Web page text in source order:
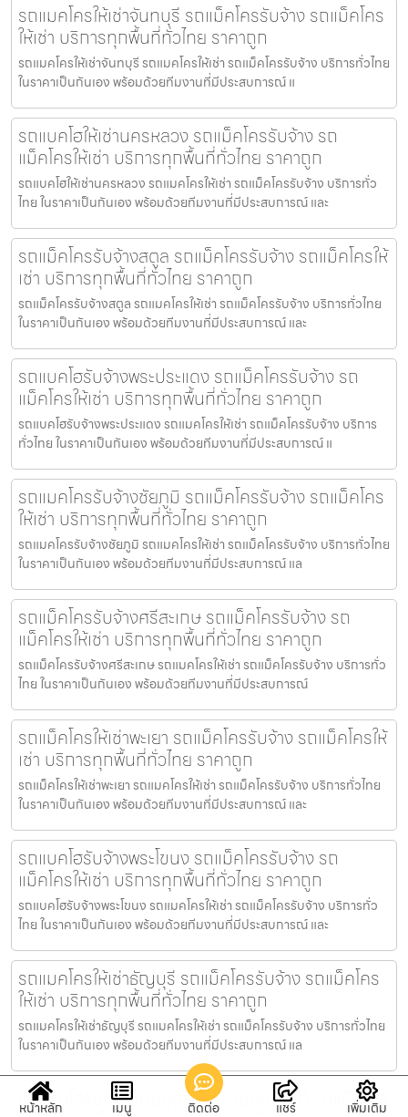
รถแมคโครให้เช่าจันทบุรี รถแม็คโครรับจ้าง รถแม็คโคร
ให้เช่า บริการทุกพื้นที่ทั่วไทย ราคาถูก
รถแมคโครให้เช่าจันทบุรี รถแมคโครให้เช่า รถแม็คโครรับจ้าง บริการทั่วไทย
ในราคาเป็นกันเอง พร้อมด้วยทีมงานที่มีประสบการณ์ แ
รถแบคโฮให้เช่านครหลวง รถแม็คโครรับจ้าง รถ
แม็คโครให้เช่า บริการทุกพื้นที่ทั่วไทย ราคาถูก
รถแบคโฮให้เช่านครหลวง รถแมคโครให้เช่า รถแม็คโครรับจ้าง บริการทั่ว
ไทย ในราคาเป็นกันเอง พร้อมด้วยทีมงานที่มีประสบการณ์ และ
รถแม็คโครรับจ้างสตูล รถแม็คโครรับจ้าง รถแม็คโครให้
เช่า บริการทุกพื้นที่ทั่วไทย ราคาถูก
รถแม็คโครรับจ้างสตูล รถแมคโครให้เช่า รถแม็คโครรับจ้าง บริการทั่วไทย
ในราคาเป็นกันเอง พร้อมด้วยทีมงานที่มีประสบการณ์ และ
รถแบคโฮรับจ้างพระประแดง รถแม็คโครรับจ้าง รถ
แม็คโครให้เช่า บริการทุกพื้นที่ทั่วไทย ราคาถูก
รถแบคโฮรับจ้างพระประแดง รถแมคโครให้เช่า รถแม็คโครรับจ้าง บริการ
ทั่วไทย ในราคาเป็นกันเอง พร้อมด้วยทีมงานที่มีประสบการณ์ แ
รถแมคโครรับจ้างชัยภูมิ รถแม็คโครรับจ้าง รถแม็คโคร
ให้เช่า บริการทุกพื้นที่ทั่วไทย ราคาถูก
รถแมคโครรับจ้างชัยภูมิ รถแมคโครให้เช่า รถแม็คโครรับจ้าง บริการทั่วไทย
ในราคาเป็นกันเอง พร้อมด้วยทีมงานที่มีประสบการณ์ แล
รถแม็คโครรับจ้างศรีสะเกษ รถแม็คโครรับจ้าง รถ
แม็คโครให้เช่า บริการทุกพื้นที่ทั่วไทย ราคาถูก
รถแม็คโครรับจ้างศรีสะเกษ รถแมคโครให้เช่า รถแม็คโครรับจ้าง บริการทั่ว
ไทย ในราคาเป็นกันเอง พร้อมด้วยทีมงานที่มีประสบการณ์
รถแม็คโครให้เช่าพะเยา รถแม็คโครรับจ้าง รถแม็คโครให้
เช่า บริการทุกพื้นที่ทั่วไทย ราคาถูก
รถแม็คโครให้เช่าพะเยา รถแมคโครให้เช่า รถแม็คโครรับจ้าง บริการทั่วไทย
ในราคาเป็นกันเอง พร้อมด้วยทีมงานที่มีประสบการณ์ และ
รถแบคโฮรับจ้างพระโขนง รถแม็คโครรับจ้าง รถ
แม็คโครให้เช่า บริการทุกพื้นที่ทั่วไทย ราคาถูก
รถแบคโฮรับจ้างพระโขนง รถแมคโครให้เช่า รถแม็คโครรับจ้าง บริการทั่ว
ไทย ในราคาเป็นกันเอง พร้อมด้วยทีมงานที่มีประสบการณ์ และ
รถแมคโครให้เช่าธัญบุรี รถแม็คโครรับจ้าง รถแม็คโคร
ให้เช่า บริการทุกพื้นที่ทั่วไทย ราคาถูก
รถแมคโครให้เช่าธัญบุรี รถแมคโครให้เช่า รถแม็คโครรับจ้าง บริการทั่วไทย
ในราคาเป็นกันเอง พร้อมด้วยทีมงานที่มีประสบการณ์ แล
รถแบคโฮรับจ้างนิคมอุตสาหกรรมอมตะซิตี้ รถแม็คโคร
หน้าหลัก เมนู ติดต่อ แชร์ เพิ่มเติม